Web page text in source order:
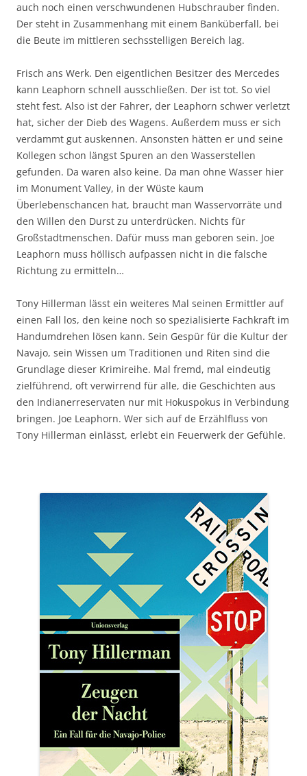
auch noch einen verschwundenen Hubschrauber finden.
Der steht in Zusammenhang mit einem Banküberfall, bei
die Beute im mittleren sechsstelligen Bereich lag.
Frisch ans Werk. Den eigentlichen Besitzer des Mercedes
kann Leaphorn schnell ausschließen. Der ist tot. So viel
steht fest. Also ist der Fahrer, der Leaphorn schwer verletzt
hat, sicher der Dieb des Wagens. Außerdem muss er sich
verdammt gut auskennen. Ansonsten hätten er und seine
Kollegen schon längst Spuren an den Wasserstellen
gefunden. Da waren also keine. Da man ohne Wasser hier
im Monument Valley, in der Wüste kaum
Überlebenschancen hat, braucht man Wasservorräte und
den Willen den Durst zu unterdrücken. Nichts für
Großstadtmenschen. Dafür muss man geboren sein. Joe
Leaphorn muss höllisch aufpassen nicht in die falsche
Richtung zu ermitteln…
Tony Hillerman lässt ein weiteres Mal seinen Ermittler auf
einen Fall los, den keine noch so spezialisierte Fachkraft im
Handumdrehen lösen kann. Sein Gespür für die Kultur der
Navajo, sein Wissen um Traditionen und Riten sind die
Grundlage dieser Krimireihe. Mal fremd, mal eindeutig
zielführend, oft verwirrend für alle, die Geschichten aus
den Indianerreservaten nur mit Hokuspokus in Verbindung
bringen. Joe Leaphorn. Wer sich auf de Erzählfluss von
Tony Hillerman einlässt, erlebt ein Feuerwerk der Gefühle.